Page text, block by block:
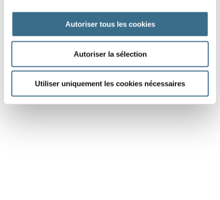
Autoriser tous les cookies
Autoriser la sélection
Utiliser uniquement les cookies nécessaires